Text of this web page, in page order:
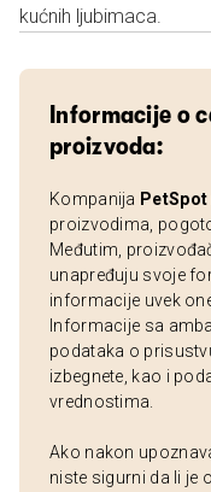
kućnih ljubimaca.
Informacije o
proizvoda:
Kompanija PetSpot
proizvodima,
Međutim,
unapređuju svoje
informacije uvek
Informacije sa
podataka o
izbegnete, kao i
vrednostima.
Ako nakon
niste sigurni da li je